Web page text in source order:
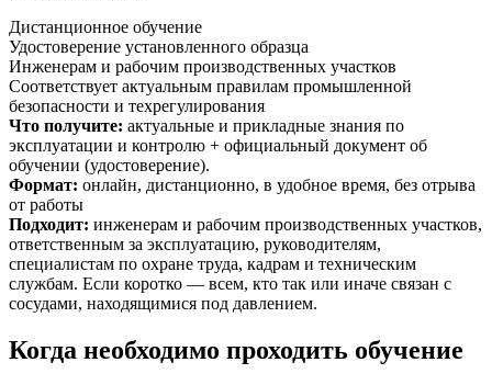
Дистанционное обучение
Удостоверение установленного образца
Инженерам и рабочим производственных участков
Соответствует актуальным правилам промышленной
безопасности и техрегулирования
Что получите: актуальные и прикладные знания по
эксплуатации и контролю + официальный документ об
обучении (удостоверение).
Формат: онлайн, дистанционно, в удобное время, без отрыва
от работы
Подходит: инженерам и рабочим производственных участков,
ответственным за эксплуатацию, руководителям,
специалистам по охране труда, кадрам и техническим
службам. Если коротко — всем, кто так или иначе связан с
сосудами, находящимися под давлением.
Когда необходимо проходить обучение